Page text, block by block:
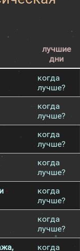
лучшие
дни
когда
лучше?
когда
лучше?
когда
лучше?
когда
лучше?
-
когда
лучше?
когда
лучше?
когда